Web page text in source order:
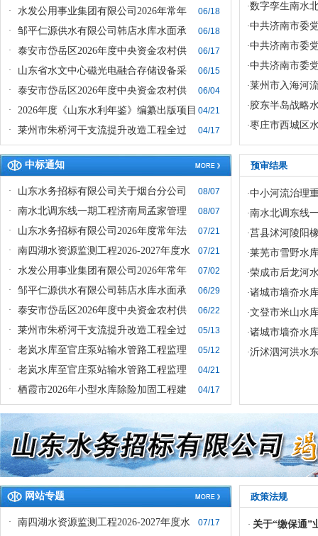
·
水发公用事业集团有限公司2026年常年
06/18
·
邹平仁源供水有限公司韩店水库水面承
06/18
·
泰安市岱岳区2026年度中央资金农村供
06/17
·
山东省水文中心磁光电融合存储设备采
06/15
·
泰安市岱岳区2026年度中央资金农村供
06/04
·
2026年度《山东水利年鉴》编纂出版项目 04/21
·
莱州市朱桥河干支流提升改造工程全过 04/17
·数字孪生南水
·中共济南市委
·中共济南市委
·中共济南市委
·莱州市入海河
·胶东半岛战略
·枣庄市西城区
中标通知
· 山东水务招标有限公司关于烟台分公司
08/07
·
南水北调东线一期工程济南局孟家管理
08/07
·
山东水务招标有限公司2026年度常年法
07/21
·
南四湖水资源监测工程2026-2027年度水
07/21
·
水发公用事业集团有限公司2026年常年
07/02
·
邹平仁源供水有限公司韩店水库水面承
06/29
·
泰安市岱岳区2026年度中央资金农村供
06/22
·
莱州市朱桥河干支流提升改造工程全过
05/13
·
老岚水库至官庄泵站输水管路工程监理
05/12
·
老岚水库至官庄泵站输水管路工程监理
04/21
·
栖霞市2026年小型水库除险加固工程建 04/17
预审结果
·中小河流治理
·南水北调东线
·莒县沭河陵阳
·莱芜市雪野水
·荣成市后龙河
·诸城市墙夼水
·文登市米山水
·诸城市墙夼水
·沂沭泗河洪水
网站专题
· 南四湖水资源监测工程2026-2027年度水
07/17
政策法规
· 关于“缴保通”